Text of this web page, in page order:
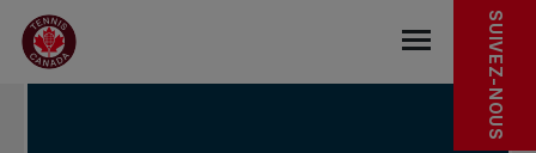
Sauter au menu principal
Sauter au contenu principal
Sauter au pied de page
DANS LES NOUVELLES SUIVEZ-NOUS